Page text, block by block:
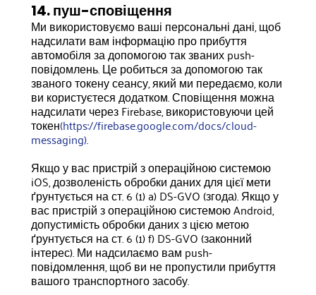
14. пуш-сповіщення
Ми використовуємо ваші персональні дані, щоб
надсилати вам інформацію про прибуття
автомобіля за допомогою так званих push-
повідомлень. Це робиться за допомогою так
званого токену сеансу, який ми передаємо, коли
ви користуєтеся додатком. Сповіщення можна
надсилати через Firebase, використовуючи цей
токен(https://firebase.google.com/docs/cloud-
messaging).
Якщо у вас пристрій з операційною системою
iOS, дозволеність обробки даних для цієї мети
ґрунтується на ст. 6 (1) a) DS-GVO (згода). Якщо у
вас пристрій з операційною системою Android,
допустимість обробки даних з цією метою
ґрунтується на ст. 6 (1) f) DS-GVO (законний
інтерес). Ми надсилаємо вам push-
повідомлення, щоб ви не пропустили прибуття
вашого транспортного засобу.